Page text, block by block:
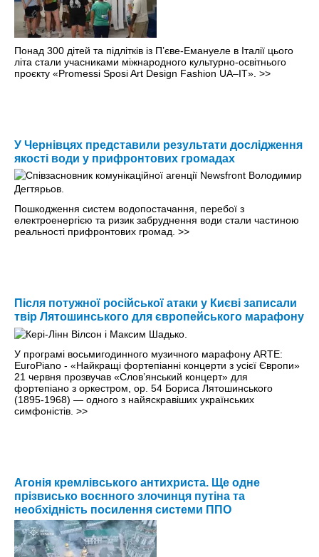
Понад 300 дітей та підлітків із П’єве-Емануеле в Італії цього
літа стали учасниками міжнародного культурно-освітнього
проєкту «Promessi Sposi Art Design Fashion UA–IT». >>
У Чернівцях представили результати дослідження
якості води у прифронтових громадах
Пошкодження систем водопостачання, перебої з
електроенергією та ризик забруднення води стали частиною
реальності прифронтових громад. >>
Після потужної російської атаки у Києві записали
твір Лятошинського для європейського марафону
У програмі восьмигодинного музичного марафону ARTE:
EuroPiano - «Найкращі фортепіанні концерти з усієї Європи»
21 червня прозвучав «Слов’янський концерт» для
фортепіано з оркестром, op. 54 Бориса Лятошинського
(1895-1968) — одного з найяскравіших українських
симфоністів. >>
Агонія кремлівського антихриста. Ще одне
прізвисько воєнного злочинця путіна та
необхідність посилення системи ППО